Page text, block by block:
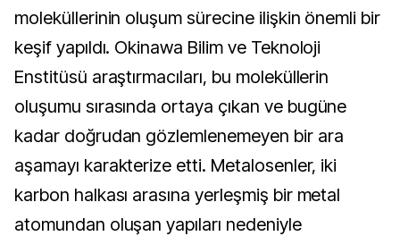
moleküllerinin oluşum sürecine ilişkin önemli bir
keşif yapıldı. Okinawa Bilim ve Teknoloji
Enstitüsü araştırmacıları, bu moleküllerin
oluşumu sırasında ortaya çıkan ve bugüne
kadar doğrudan gözlemlenemeyen bir ara
aşamayı karakterize etti. Metalosenler, iki
karbon halkası arasına yerleşmiş bir metal
atomundan oluşan yapıları nedeniyle